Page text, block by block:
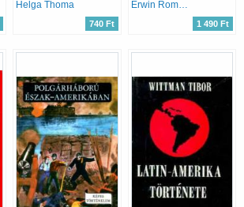
Helga Thoma
740 Ft
Erwin Rommel
1 490 Ft